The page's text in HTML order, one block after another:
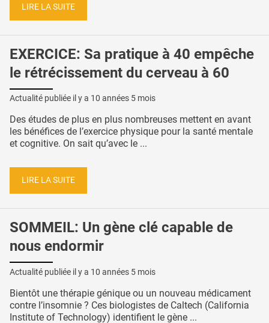
LIRE LA SUITE
EXERCICE: Sa pratique à 40 empêche
le rétrécissement du cerveau à 60
Actualité publiée il y a 10 années 5 mois
Des études de plus en plus nombreuses mettent en avant
les bénéfices de l’exercice physique pour la santé mentale
et cognitive. On sait qu’avec le ...
LIRE LA SUITE
SOMMEIL: Un gène clé capable de
nous endormir
Actualité publiée il y a 10 années 5 mois
Bientôt une thérapie génique ou un nouveau médicament
contre l’insomnie ? Ces biologistes de Caltech (California
Institute of Technology) identifient le gène ...